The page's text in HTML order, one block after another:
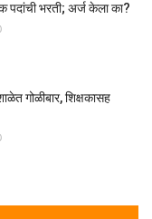
भरती; अर्ज केला का?
गोळीबार, शिक्षकासह